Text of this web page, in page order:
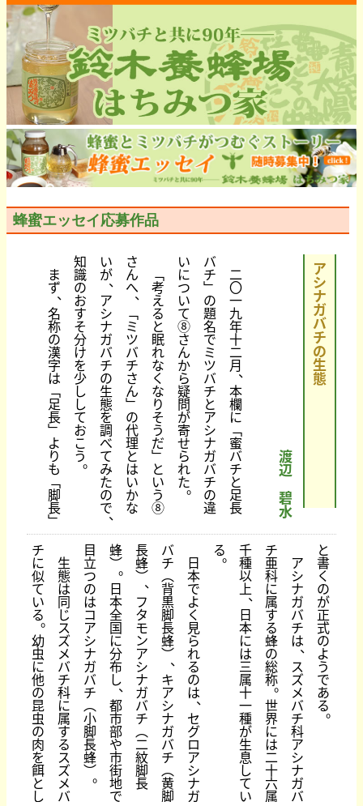
蜂蜜エッセイ応募作品
ア
シ
ナ
ガ
バ
チ
の
生
態
渡
辺
碧
水
二
〇
一
九
年
十
二
月、
本
欄
に
﹁
蜜
バ
チ
と
足
長
バ
チ
﹂
の
題
名
で
ミ
ツ
バ
チ
と
ア
シ
ナ
ガ
バ
チ
の
違
い
に
つ
い
て
⑧
さ
ん
か
ら
疑
問
が
寄
せ
ら
れ
た。
﹁
考
え
る
と
眠
れ
な
く
な
り
そ
う
だ
﹂
と
い
う
⑧
さ
ん
へ、
﹁
ミ
ツ
バ
チ
さ
ん
﹂
の
代
理
と
は
い
か
な
い
が
、
ア
シ
ナ
ガ
バ
チ
の
生
態
を
調
べ
て
み
た
の
で、
知
識
の
お
す
そ
分
け
を
少
し
し
て
お
こ
う。
ま
ず、
名
称
の
漢
字
は
﹁
足
長
﹂
よ
り
も
﹁
脚
長
﹂
と
書
く
の
が
正
式
の
よ
う
で
あ
る。
ア
シ
ナ
ガ
バ
チ
は、
ス
ズ
メ
バ
チ
科
ア
シ
ナ
ガ
バ
チ
亜
科
に
属
す
る
蜂
の
総
称。
世
界
に
は
二
十
六
属
千
種
以
上
、
日
本
に
は
三
属
十
一
種
が
生
息
し
て
い
る。
日
本
で
よ
く
見
ら
れ
る
の
は、
セ
グ
ロ
ア
シ
ナ
ガ
バ
チ
︵
背
黒
脚
長
蜂
︶
、
キ
ア
シ
ナ
ガ
バ
チ
︵
黄
脚
長
蜂
︶
、
フ
タ
モ
ン
ア
シ
ナ
ガ
バ
チ
︵
二
紋
脚
長
蜂
︶。
日
本
全
国
に
分
布
し、
都
市
部
や
市
街
地
で
目
立
つ
の
は
コ
ア
シ
ナ
ガ
バ
チ
︵
小
脚
長
蜂
︶。
生
態
は
同
じ
ス
ズ
メ
バ
チ
科
に
属
す
る
ス
ズ
メ
バ
チ
に
似
て
い
る。
幼
虫
に
他
の
昆
虫
の
肉
を
餌
と
し